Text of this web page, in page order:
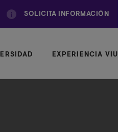
SOLICITA INFORMACIÓN
EXPERIENCIA VIU